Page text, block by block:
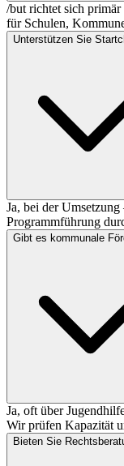
/but richtet sich
für Schulen,
Unterstützen Sie
Ja, bei der
Programmführung
Gibt es kommunale
Ja, oft über
Wir prüfen Kapazität
Bieten Sie